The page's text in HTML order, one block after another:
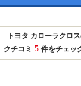
トヨタ カローラクロ
クチコミ 5 件をチェッ